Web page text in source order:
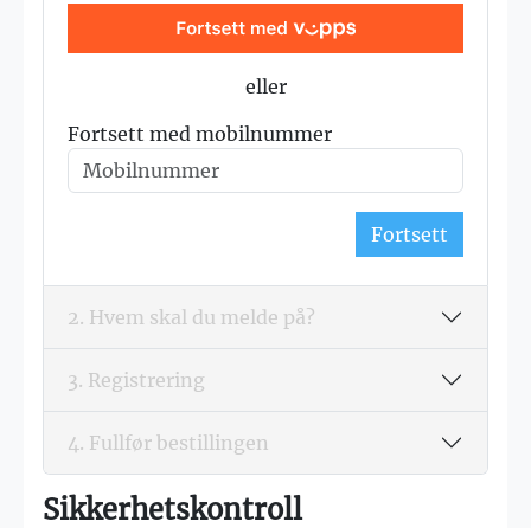
eller
Fortsett med mobilnummer
Fortsett
2. Hvem skal du melde på?
3. Registrering
4. Fullfør bestillingen
Sikkerhetskontroll